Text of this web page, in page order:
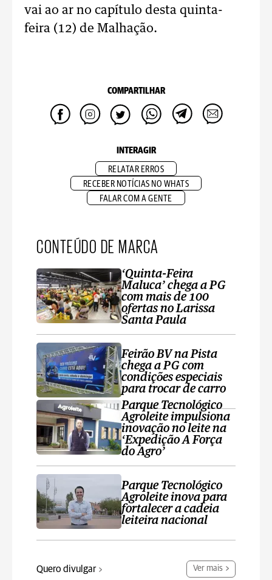
vai ao ar no capítulo desta quinta-
feira (12) de Malhação.
COMPARTILHAR
INTERAGIR
RELATAR ERROS
RECEBER NOTÍCIAS NO WHATS
FALAR COM A GENTE
CONTEÚDO DE MARCA
‘Quinta-Feira
Maluca’ chega a PG
com mais de 100
ofertas no Larissa
Santa Paula
Feirão BV na Pista
chega a PG com
condições especiais
para trocar de carro
Parque Tecnológico
Agroleite impulsiona
inovação no leite na
‘Expedição A Força
do Agro’
Parque Tecnológico
Agroleite inova para
fortalecer a cadeia
leiteira nacional
Quero divulgar Ver mais